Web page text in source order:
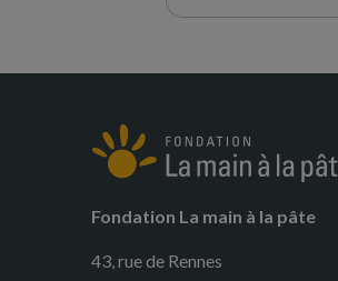
Fondation La main à la pâte
43, rue de Rennes